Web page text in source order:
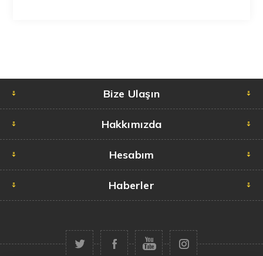
Bize Ulaşın
Hakkımızda
Hesabım
Haberler